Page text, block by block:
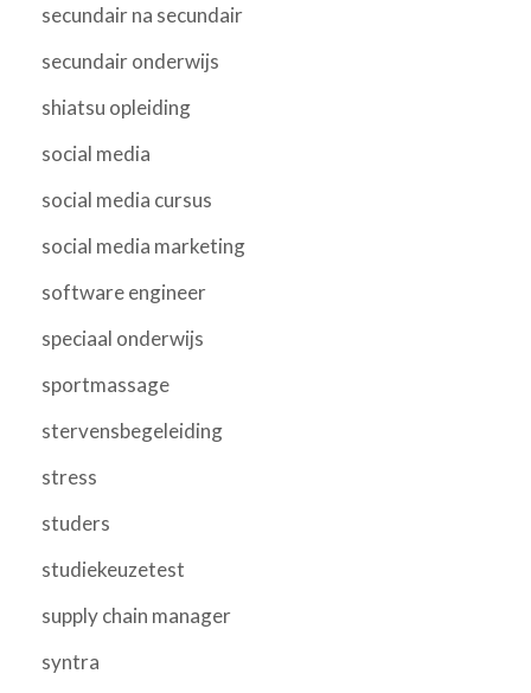
secundair na secundair
secundair onderwijs
shiatsu opleiding
social media
social media cursus
social media marketing
software engineer
speciaal onderwijs
sportmassage
stervensbegeleiding
stress
studers
studiekeuzetest
supply chain manager
syntra